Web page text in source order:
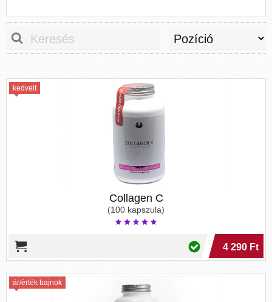
kedvelt
Collagen C
(100 kapszula)
4 290 Ft
ár/érték bajnok